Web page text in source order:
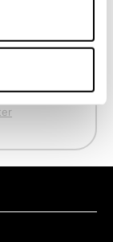
datos